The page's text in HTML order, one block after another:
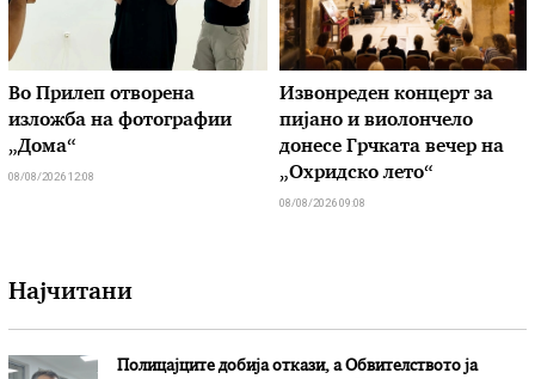
Во Прилеп отворена
изложба на фотографии
„Дома“
08/08/2026 12:08
Извонреден концерт за
пијано и виолончело
донесе Грчката вечер на
„Охридско лето“
08/08/2026 09:08
Најчитани
Полицајците добија откази, а Обвителството ја